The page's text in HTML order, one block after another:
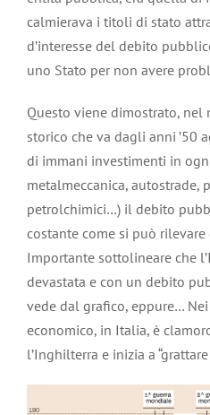
calmierava i titoli di stato
d’interesse del debito
uno Stato per non avere
Questo viene dimostrato, nel
storico che va dagli anni ’50
di immani investimenti in
metalmeccanica, autostrade,
petrolchimici…) il debito
costante come si può
Importante sottolineare che
devastata e con un debito
vede dal grafico, eppure…
economico, in Italia, è
l’Inghilterra e inizia a